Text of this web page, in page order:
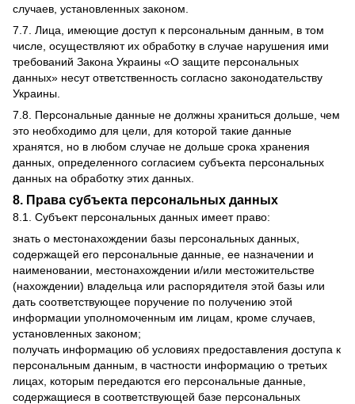
случаев, установленных законом.
7.7. Лица, имеющие доступ к персональным данным, в том
числе, осуществляют их обработку в случае нарушения ими
требований Закона Украины «О защите персональных
данных» несут ответственность согласно законодательству
Украины.
7.8. Персональные данные не должны храниться дольше, чем
это необходимо для цели, для которой такие данные
хранятся, но в любом случае не дольше срока хранения
данных, определенного согласием субъекта персональных
данных на обработку этих данных.
8. Права субъекта персональных данных
8.1. Субъект персональных данных имеет право:
знать о местонахождении базы персональных данных,
содержащей его персональные данные, ее назначении и
наименовании, местонахождении и/или местожительстве
(нахождении) владельца или распорядителя этой базы или
дать соответствующее поручение по получению этой
информации уполномоченным им лицам, кроме случаев,
установленных законом;
получать информацию об условиях предоставления доступа к
персональным данным, в частности информацию о третьих
лицах, которым передаются его персональные данные,
содержащиеся в соответствующей базе персональных